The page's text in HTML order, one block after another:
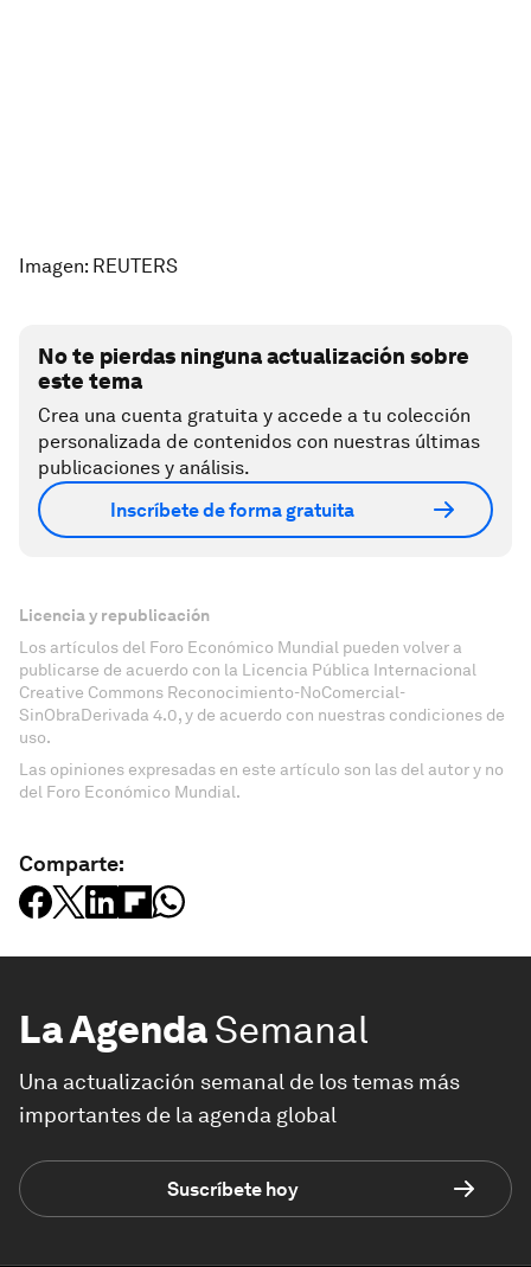
Imagen: REUTERS
No te pierdas ninguna actualización sobre
este tema
Crea una cuenta gratuita y accede a tu colección
personalizada de contenidos con nuestras últimas
publicaciones y análisis.
Inscríbete de forma gratuita
Licencia y republicación
Los artículos del Foro Económico Mundial pueden volver a
publicarse de acuerdo con la Licencia Pública Internacional
Creative Commons Reconocimiento-NoComercial-
SinObraDerivada 4.0, y de acuerdo con nuestras condiciones de
uso.
Las opiniones expresadas en este artículo son las del autor y no
del Foro Económico Mundial.
Comparte:
La AgendaSemanal
Una actualización semanal de los temas más
importantes de la agenda global
Suscríbete hoy